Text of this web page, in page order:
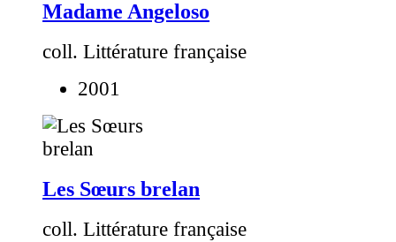
Madame Angeloso
coll. Littérature française
2001
Les Sœurs brelan
coll. Littérature française